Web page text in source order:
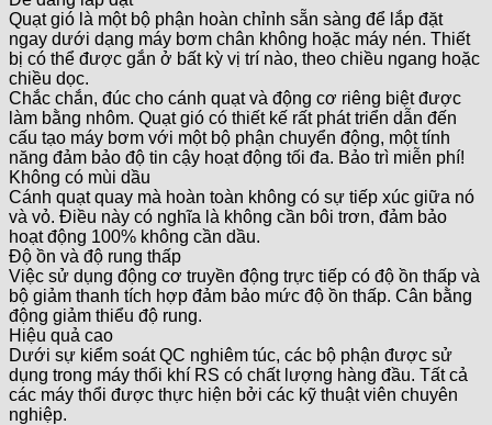
Quạt gió là một bộ phận hoàn chỉnh sẵn sàng để lắp đặt
ngay dưới dạng máy bơm chân không hoặc máy nén. Thiết
bị có thể được gắn ở bất kỳ vị trí nào, theo chiều ngang hoặc
chiều dọc.
Chắc chắn, đúc cho cánh quạt và động cơ riêng biệt được
làm bằng nhôm. Quạt gió có thiết kế rất phát triển dẫn đến
cấu tạo máy bơm với một bộ phận chuyển động, một tính
năng đảm bảo độ tin cậy hoạt động tối đa. Bảo trì miễn phí!
Không có mùi dầu
Cánh quạt quay mà hoàn toàn không có sự tiếp xúc giữa nó
và vỏ. Điều này có nghĩa là không cần bôi trơn, đảm bảo
hoạt động 100% không cần dầu.
Độ ồn và độ rung thấp
Việc sử dụng động cơ truyền động trực tiếp có độ ồn thấp và
bộ giảm thanh tích hợp đảm bảo mức độ ồn thấp. Cân bằng
động giảm thiểu độ rung.
Hiệu quả cao
Dưới sự kiểm soát QC nghiêm túc, các bộ phận được sử
dụng trong máy thổi khí RS có chất lượng hàng đầu. Tất cả
các máy thổi được thực hiện bởi các kỹ thuật viên chuyên
nghiệp.